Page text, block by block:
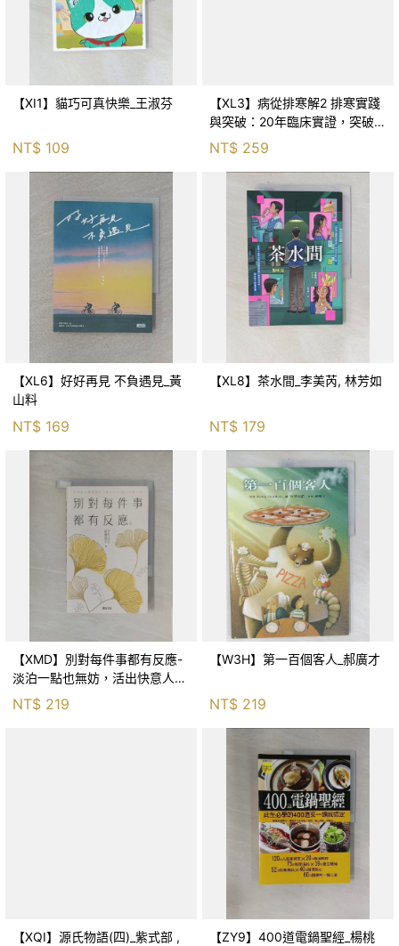
【XI1】貓巧可真快樂_王淑芬
NT$ 109
【XL3】病從排寒解2 排寒實踐
與突破：20年臨床實證，突破排
寒盲點，防治疫毒流感的中醫養
命方略！_李璧如
NT$ 259
【XL6】好好再見 不負遇見_黃
山料
NT$ 169
【XL8】茶水間_李美芮, 林芳如
NT$ 179
【XMD】別對每件事都有反應-
淡泊一點也無妨，活出快意人生
的99個禪練習！_枡野俊明, 黃
薇嬪
NT$ 219
【W3H】第一百個客人_郝廣才
NT$ 219
【XQI】源氏物語(四)_紫式部 ,
【ZY9】400道電鍋聖經_楊桃